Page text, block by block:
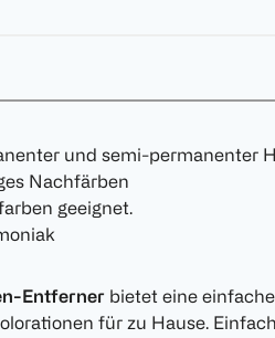
und semi-permanenter
Nachfärben
geeignet.
Entferner bietet eine
für zu Hause.